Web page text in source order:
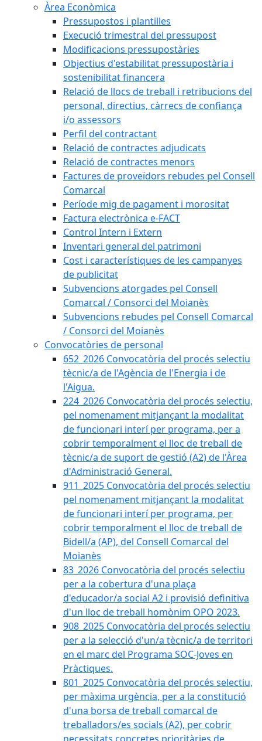
Àrea Econòmica
Pressupostos i plantilles
Execució trimestral del pressupost
Modificacions pressupostàries
Objectius d'estabilitat pressupostària i
sostenibilitat financera
Relació de llocs de treball i retribucions del
personal, directius, càrrecs de confiança
i/o assessors
Perfil del contractant
Relació de contractes adjudicats
Relació de contractes menors
Factures de proveïdors rebudes pel Consell
Comarcal
Període mig de pagament i morositat
Factura electrònica e-FACT
Control Intern i Extern
Inventari general del patrimoni
Cost i característiques de les campanyes
de publicitat
Subvencions atorgades pel Consell
Comarcal / Consorci del Moianès
Subvencions rebudes pel Consell Comarcal
/ Consorci del Moianès
Convocatòries de personal
652_2026 Convocatòria del procés selectiu
tècnic/a de l'Agència de l'Energia i de
l'Aigua.
224_2026 Convocatòria del procés selectiu,
pel nomenament mitjançant la modalitat
de funcionari interí per programa, per a
cobrir temporalment el lloc de treball de
tècnic/a de suport de gestió (A2) de l'Àrea
d'Administració General.
911_2025 Convocatòria del procés selectiu
pel nomenament mitjançant la modalitat
de funcionari interí per programa, per
cobrir temporalment el lloc de treball de
Bidell/a (AP), del Consell Comarcal del
Moianès
83_2026 Convocatòria del procés selectiu
per a la cobertura d'una plaça
d'educador/a social A2 i provisió definitiva
d'un lloc de treball homònim OPO 2023.
908_2025 Convocatòria del procés selectiu
per a la selecció d'un/a tècnic/a de territori
en el marc del Programa SOC-Joves en
Pràctiques.
801_2025 Convocatòria del procés selectiu,
per màxima urgència, per a la constitució
d'una borsa de treball comarcal de
treballadors/es socials (A2), per cobrir